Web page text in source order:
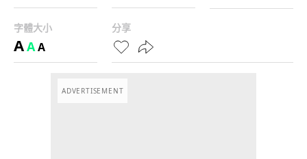
字體大小
AAA
分享
ADVERTISEMENT